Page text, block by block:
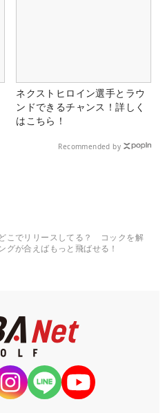
ネクストヒロイン選手とラウ
ンドできるチャンス！詳しく
はこちら！
Recommended by
こでリリースしてる？ コックを解
グが合えばもっと飛ばせる！